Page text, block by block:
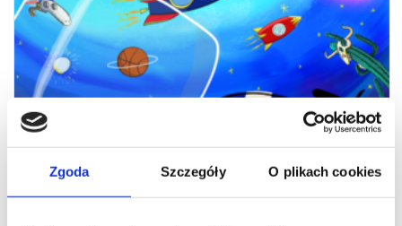
Zgoda Szczegóły O plikach cookies